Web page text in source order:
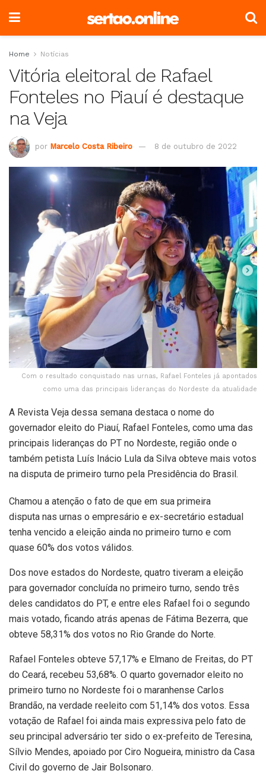
Home Notícias
Vitória eleitoral de Rafael
Fonteles no Piauí é destaque
na Veja
por Marcelo Costa Ribeiro 8 de outubro de 2022
Com o resultado conquistado nas urnas, Rafael Fonteles já apontados
como uma das principais lideranças do Nordeste da atualidade
A Revista Veja dessa semana destaca o nome do
governador eleito do Piauí, Rafael Fonteles, como uma das
principais lideranças do PT no Nordeste, região onde o
também petista Luís Inácio Lula da Silva obteve mais votos
na disputa de primeiro turno pela Presidência do Brasil.
Chamou a atenção o fato de que em sua primeira
disputa nas urnas o empresário e ex-secretário estadual
tenha vencido a eleição ainda no primeiro turno e com
quase 60% dos votos válidos.
Dos nove estados do Nordeste, quatro tiveram a eleição
para governador concluída no primeiro turno, sendo três
deles candidatos do PT, e entre eles Rafael foi o segundo
mais votado, ficando atrás apenas de Fátima Bezerra, que
obteve 58,31% dos votos no Rio Grande do Norte.
Rafael Fonteles obteve 57,17% e Elmano de Freitas, do PT
do Ceará, recebeu 53,68%. O quarto governador eleito no
primeiro turno no Nordeste foi o maranhense Carlos
Brandão, na verdade reeleito com 51,14% dos votos. Essa
votação de Rafael foi ainda mais expressiva pelo fato de
seu principal adversário ter sido o ex-prefeito de Teresina,
Sílvio Mendes, apoiado por Ciro Nogueira, ministro da Casa
Civil do governo de Jair Bolsonaro.